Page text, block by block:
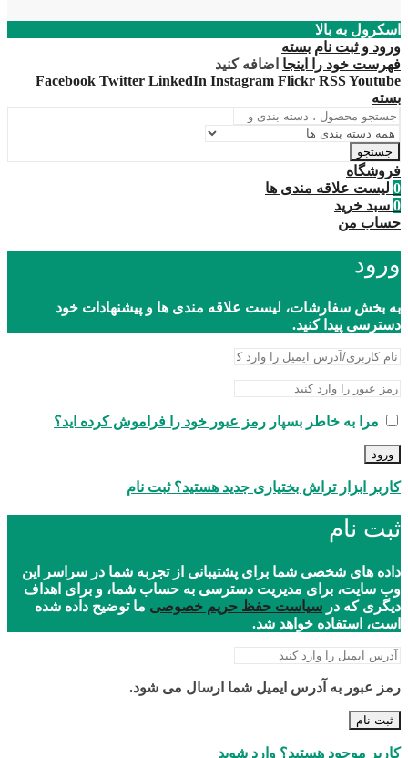
اسکرول به بالا
ورود و ثبت نام بسته
فهرست خود را اینجا اضافه کنید
Facebook Twitter LinkedIn Instagram Flickr RSSYoutube
بسته
جستجو
فروشگاه
0 لیست علاقه مندی ها
0 سبد خرید
حساب من
ورود
به بخش سفارشات، لیست علاقه مندی ها و پیشنهادات خود
دسترسی پیدا کنید.
مرا به خاطر بسپار رمز عبور خود را فراموش کرده اید؟
ورود
کاربر ابزار تراش بختیاری جدید هستید؟ ثبت نام
ثبت نام
داده های شخصی شما برای پشتیبانی از تجربه شما در سراسر این
وب سایت، برای مدیریت دسترسی به حساب شما، و برای اهداف
دیگری که در سیاست حفظ حریم خصوصی ما توضیح داده شده
است، استفاده خواهد شد.
رمز عبور به آدرس ایمیل شما ارسال می شود.
ثبت نام
کاربر موجود هستید؟ وارد شوید